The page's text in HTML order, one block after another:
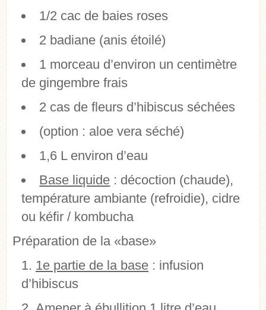
1/2 cac de baies roses
2 badiane (anis étoilé)
1 morceau d’environ un centimètre
de gingembre frais
2 cas de fleurs d’hibiscus séchées
(option : aloe vera séché)
1,6 L environ d’eau
Base liquide : décoction (chaude),
température ambiante (refroidie), cidre
ou kéfir / kombucha
Préparation de la «base»
1e partie de la base : infusion
d’hibiscus